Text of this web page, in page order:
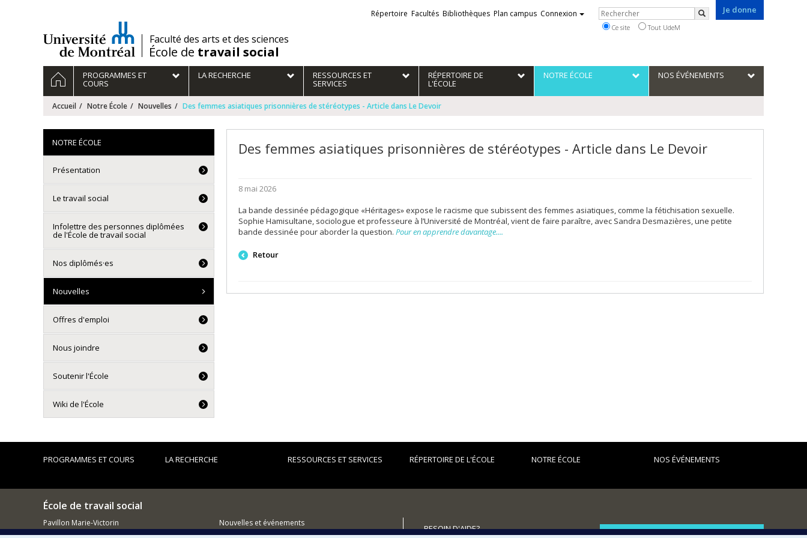
/Faculté des arts et des sciences
École de travail social
Je donne
Liens
externes
Répertoire Facultés Bibliothèques Plan campus Connexion Rechercher
Rechercher
Ce site Tout UdeM
Navigation
principale
ACCUEILPROGRAMMES ET
COURS
LA RECHERCHE RESSOURCES ET
SERVICES
RÉPERTOIRE DE
L'ÉCOLE
NOTRE ÉCOLE NOS ÉVÉNEMENTS
Accueil Notre École Nouvelles Des femmes asiatiques prisonnières de stéréotypes - Article dans Le Devoir
Des femmes asiatiques prisonnières de stéréotypes - Article dans Le Devoir
8 mai 2026
La bande dessinée pédagogique «Héritages» expose le racisme que subissent des femmes asiatiques, comme la fétichisation sexuelle.
Sophie Hamisultane, sociologue et professeure à l’Université de Montréal, vient de faire paraître, avec Sandra Desmazières, une petite
bande dessinée pour aborder la question. Pour en apprendre davantage....
Retour
NOTRE ÉCOLE
Présentation
Le travail social
Infolettre des personnes diplômées
de l'École de travail social
Nos diplômés·es
Nouvelles
Offres d'emploi
Nous joindre
Soutenir l'École
Wiki de l'École
PROGRAMMES ET COURS LA RECHERCHE RESSOURCES ET SERVICES RÉPERTOIRE DE L'ÉCOLE NOTRE ÉCOLE NOS ÉVÉNEMENTS
École de travail social
Pavillon Marie-Victorin
Nouvelles et événements
BESOIN D'AIDE?
FACULTÉ DES ARTS ET DES SCIENCES